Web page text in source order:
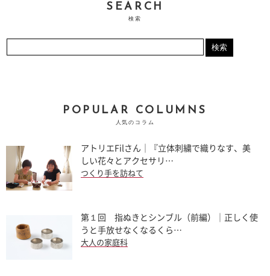
SEARCH
検索
POPULAR COLUMNS
人気のコラム
アトリエFilさん｜『立体刺繍で織りなす、美
しい花々とアクセサリ…
つくり手を訪ねて
第１回 指ぬきとシンブル（前編）｜正しく使
うと手放せなくなるくら…
大人の家庭科